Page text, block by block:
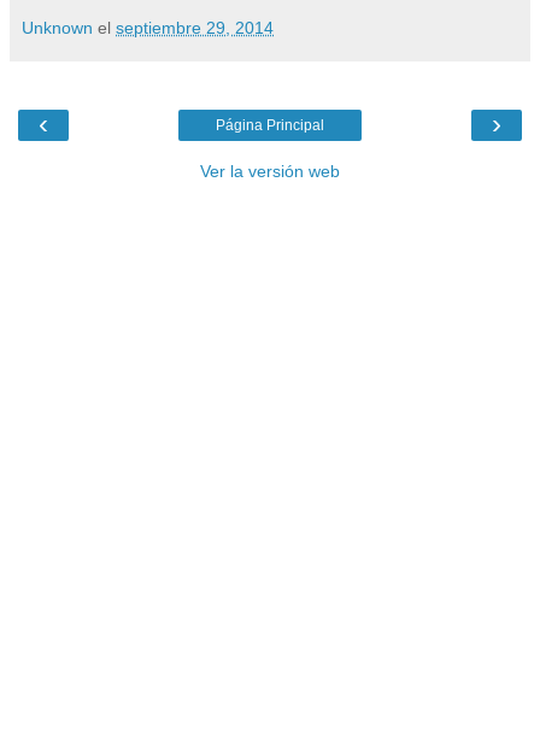
Unknown el septiembre 29, 2014
‹ ›
Página Principal
Ver la versión web